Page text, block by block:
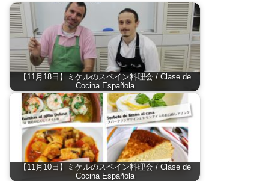
【11月18日】ミケルのスペイン料理会 / Clase de
Cocina Española
【11月10日】ミケルのスペイン料理会 / Clase de
Cocina Española